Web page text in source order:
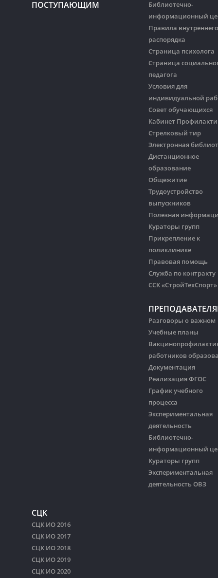
ПОСТУПАЮЩИМ
Библиотечно-
информационный
Правила внутреннего
распорядка
Страница психолога
Страница
педагога
Условия для
индивидуальной
Совет обучающихся
Кабинет
Стрелковый тир
Электронная
Дистанционное
образование
Общежитие
Трудоустройство
выпускников
Полезная
Кураторы групп
Прикрепление к
поликлинике
Правовая помощь
Служба по контракту
ССК «СтройТехСпорт»
Разговоры о важном
Учебные планы
работников
Документация
Реализация ФГОС
График учебного
процесса
Экспериментальная
деятельность
Библиотечно-
информационный
Кураторы групп
Экспериментальная
деятельность ОВЗ
СЦК
СЦК ИО 2016
СЦК ИО 2017
СЦК ИО 2018
СЦК ИО 2019
СЦК ИО 2020